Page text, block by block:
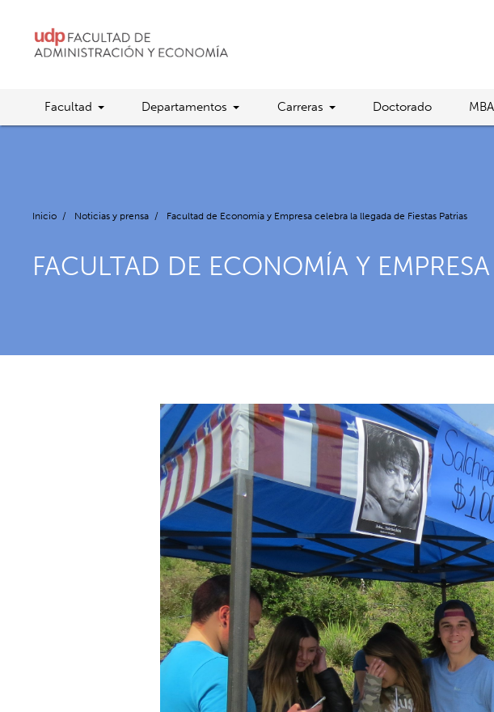
Facultad Departamentos Carreras Doctorado MBA
Inicio / Noticias y prensa / Facultad de Economía y Empresa celebra la llegada de Fiestas Patrias
FACULTAD DE ECONOMÍA Y